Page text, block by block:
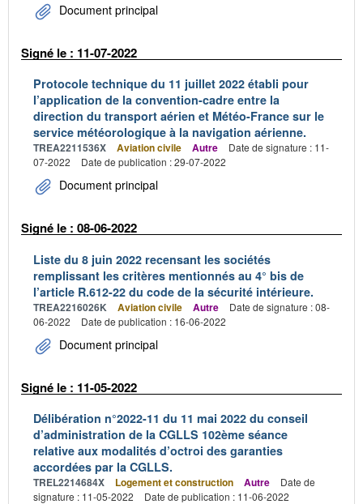
Document principal
Signé le : 11-07-2022
Protocole technique du 11 juillet 2022 établi pour
l’application de la convention-cadre entre la
direction du transport aérien et Météo-France sur le
service météorologique à la navigation aérienne.
TREA2211536X Aviation civile Autre
Date de signature : 11-
07-2022
Date de publication : 29-07-2022
Document principal
Signé le : 08-06-2022
Liste du 8 juin 2022 recensant les sociétés
remplissant les critères mentionnés au 4° bis de
l’article R.612-22 du code de la sécurité intérieure.
TREA2216026K Aviation civile Autre
Date de signature : 08-
06-2022
Date de publication : 16-06-2022
Document principal
Signé le : 11-05-2022
Délibération n°2022-11 du 11 mai 2022 du conseil
d’administration de la CGLLS 102ème séance
relative aux modalités d’octroi des garanties
accordées par la CGLLS.
TREL2214684X Logement et construction Autre
Date de
signature : 11-05-2022
Date de publication : 11-06-2022